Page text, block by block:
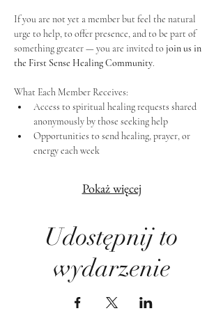
If you are not yet a member but feel the natural
urge to help, to offer presence, and to be part of
something greater — you are invited to join us in
the First Sense Healing Community.
What Each Member Receives:
Access to spiritual healing requests shared
anonymously by those seeking help
Opportunities to send healing, prayer, or
energy each week
Pokaż więcej
Udostępnij to
wydarzenie